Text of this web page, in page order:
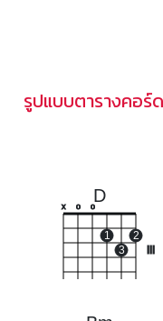
รูปแบบตารางคอร์
D
x o o
1
3
2